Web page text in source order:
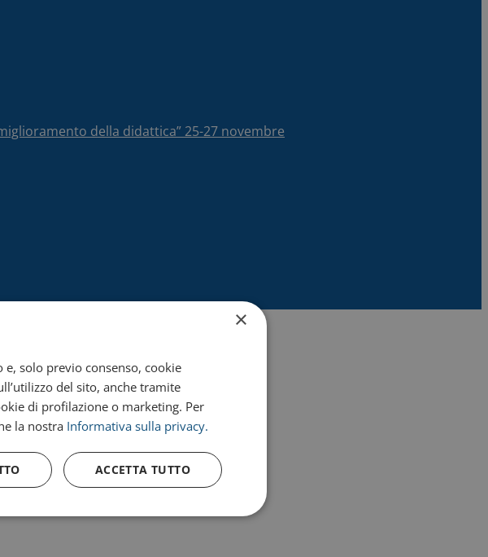
della didattica” 25-27 novembre
×
solo previo consenso, cookie
del sito, anche tramite
di profilazione o marketing. Per
la nostra Informativa sulla privacy.
ACCETTA TUTTO